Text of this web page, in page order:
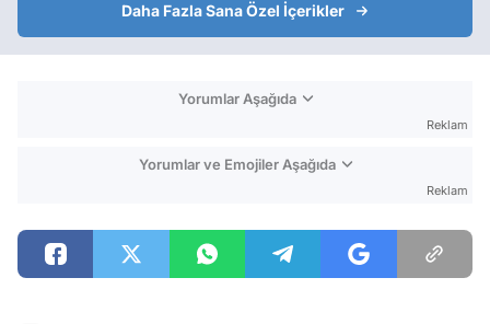
Daha Fazla Sana Özel İçerikler
Yorumlar Aşağıda
Reklam
Yorumlar ve Emojiler Aşağıda
Reklam